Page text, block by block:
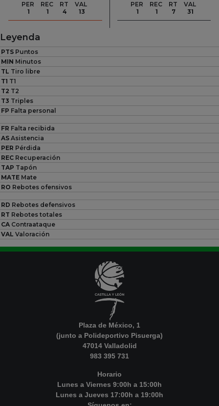
PER
1
REC
1
RT
4
VAL
13
PER
1
REC
1
RT
7
VAL
31
Leyenda
PTS Puntos
MIN Minutos
TL Tiro libre
T1 T1
T2 T2
T3 Triples
FP Falta personal
FR Falta recibida
AS Asistencia
PER Pérdida
REC Recuperación
TAP Tapón
MATE Mate
RO Rebotes ofensivos
RD Rebotes defensivos
RT Rebotes totales
CA Contraataque
VAL Valoración
Plaza de México, 1
(junto a Polideportivo Pisuerga)
47014 Valladolid
983 395 731
Horario
Lunes a Viernes 9:00h a 15:00h
Lunes a Jueves 17:00h a 19:00h